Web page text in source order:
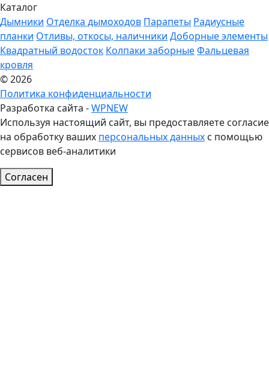
Каталог
Дымники Отделка дымоходов Парапеты Радиусные
планки Отливы, откосы, наличники Доборные элементы
Квадратный водосток Колпаки заборныеФальцевая
кровля
© 2026
Политика конфиденциальности
Разработка сайта -WPNEW
Используя настоящий сайт, вы предоставляете согласие
на обработку ваших персональных данных с помощью
сервисов веб-аналитики
Согласен